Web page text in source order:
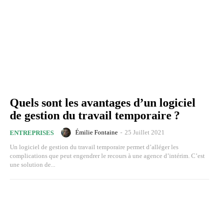
Quels sont les avantages d’un logiciel
de gestion du travail temporaire ?
ENTREPRISES Émilie Fontaine - 25 Juillet 2021
Un logiciel de gestion du travail temporaire permet d’alléger les
complications que peut engendrer le recours à une agence d’intérim. C’est
une solution de...